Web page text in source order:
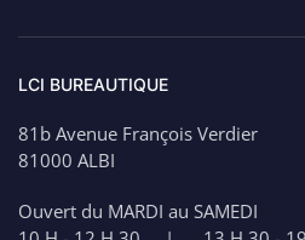
LCI BUREAUTIQUE
81b Avenue François Verdier
81000 ALBI
Ouvert du MARDI au SAMEDI